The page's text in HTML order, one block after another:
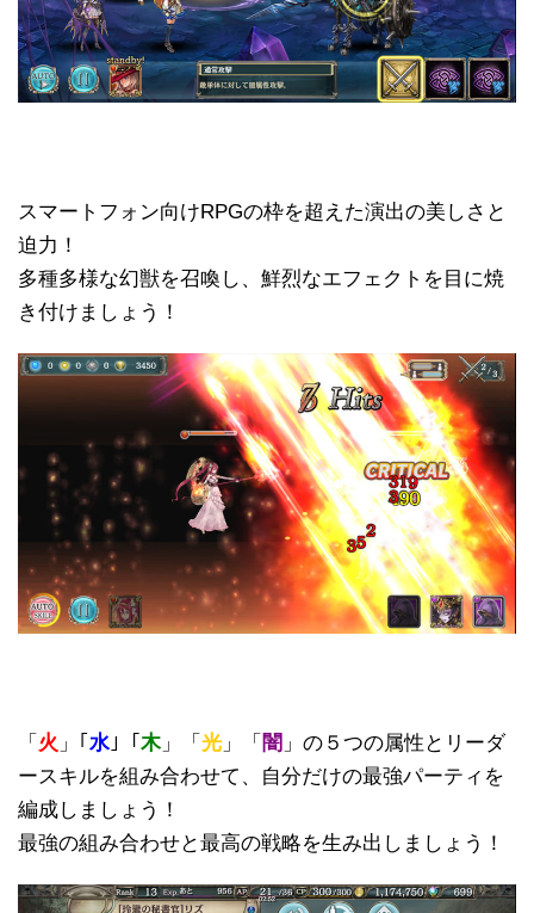
スマートフォン向けRPGの枠を超えた演出の美しさと
迫力！
多種多様な幻獣を召喚し、鮮烈なエフェクトを目に焼
き付けましょう！
「 火 」｢ 水｣「 木」「 光 」「 闇 」の５つの属性とリーダ
ースキルを組み合わせて、自分だけの最強パーティを
編成しましょう！
最強の組み合わせと最高の戦略を生み出しましょう！